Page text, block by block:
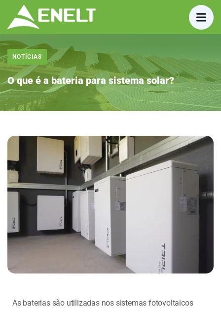
NOTÍCIAS
O que é a bateria para sistema solar?
As baterias são utilizadas nos sistemas fotovoltaicos